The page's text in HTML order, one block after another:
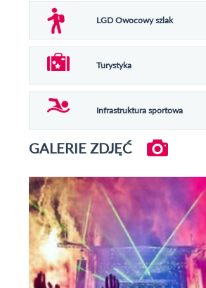
LGD Owocowy szlak
Turystyka
Infrastruktura sportowa
GALERIE ZDJĘĆ